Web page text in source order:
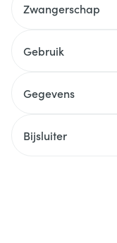
Zwangerschap
Gebruik
Gegevens
Bijsluiter